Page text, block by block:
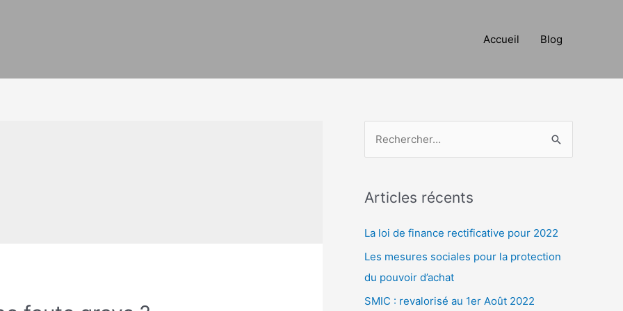
Accueil Blog
h
r
c
h
e
Articles récents
La loi de finance rectificative pour 2022
Les mesures sociales pour la protection
du pouvoir d’achat
SMIC : revalorisé au 1er Août 2022